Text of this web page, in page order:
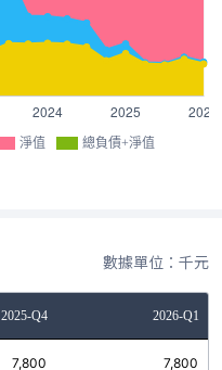
淨值 總負債+淨值
數據單位：千元
2025-Q4 2026-Q1
7,800 7,800